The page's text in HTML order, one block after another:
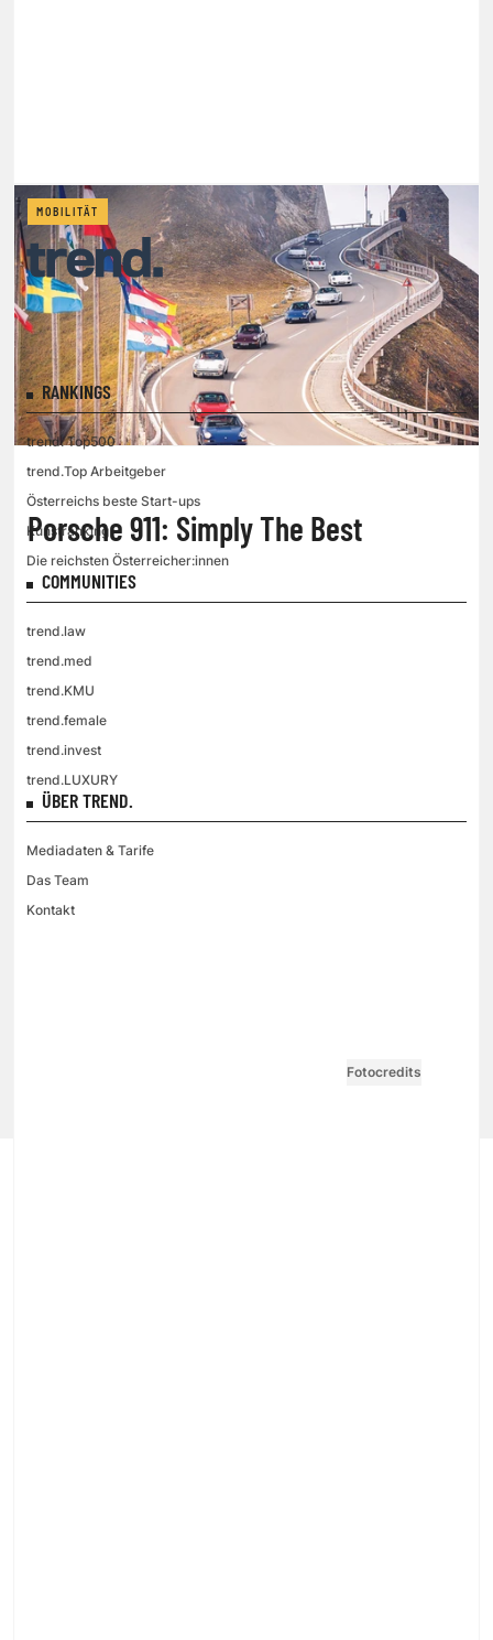
MOBILITÄT
Porsche 911: Simply The Best
RANKINGS
trend. Top500
trend.Top Arbeitgeber
Österreichs beste Start-ups
Kunstranking
Die reichsten Österreicher:innen
COMMUNITIES
trend.law
trend.med
trend.KMU
trend.female
trend.invest
trend.LUXURY
ÜBER TREND.
Mediadaten & Tarife
Das Team
Kontakt
Fotocredits